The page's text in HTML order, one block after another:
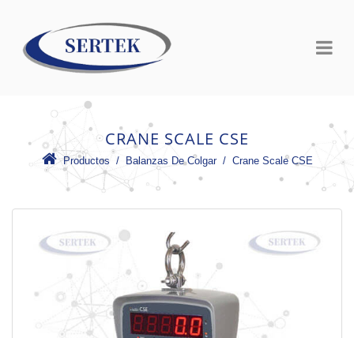
CRANE SCALE CSE
Productos / Balanzas De Colgar / Crane Scale CSE